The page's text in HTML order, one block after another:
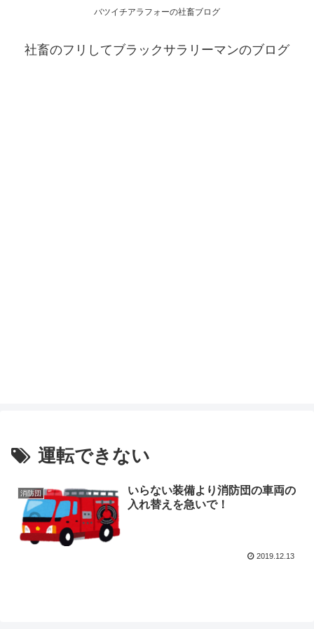
バツイチアラフォーの社畜ブログ
社畜のフリしてブラックサラリーマンのブログ
運転できない
消防団
いらない装備より消防団の車両の
入れ替えを急いで！
2019.12.13